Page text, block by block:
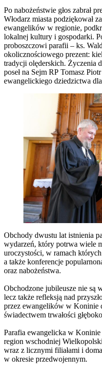
Po nabożeństwie głos zabrał
Włodarz miasta podziękował
ewangelików w regionie,
lokalnej kultury i gospodarki.
proboszczowi parafii – ks.
okolicznościowego prezent:
tradycji olęderskich. Życzenia
poseł na Sejm RP Tomasz
ewangelickiego dziedzictwa
Obchody dwustu lat istnienia
wydarzeń, który potrwa wiele
uroczystości, w ramach
a także konferencje
oraz nabożeństwa.
Obchodzone jubileusze nie są
lecz także refleksją nad
przez ewangelików w Koninie
świadectwem trwałości
Parafia ewangelicka w
region wschodniej
wraz z licznymi filiałami i
w okresie przedwojennym.